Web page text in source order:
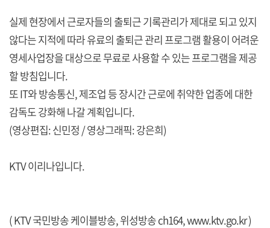
실제 현장에서 근로자들의 출퇴근 기록관리가 제대로 되고 있지
않다는 지적에 따라 유료의 출퇴근 관리 프로그램 활용이 어려운
영세사업장을 대상으로 무료로 사용할 수 있는 프로그램을 제공
할 방침입니다.
또 IT와 방송통신, 제조업 등 장시간 근로에 취약한 업종에 대한
감독도 강화해 나갈 계획입니다.
(영상편집: 신민정 / 영상그래픽: 강은희)
KTV 이리나입니다.
( KTV 국민방송 케이블방송, 위성방송 ch164,www.ktv.go.kr)